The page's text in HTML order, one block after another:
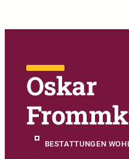
Oskar
BESTATTUNGEN